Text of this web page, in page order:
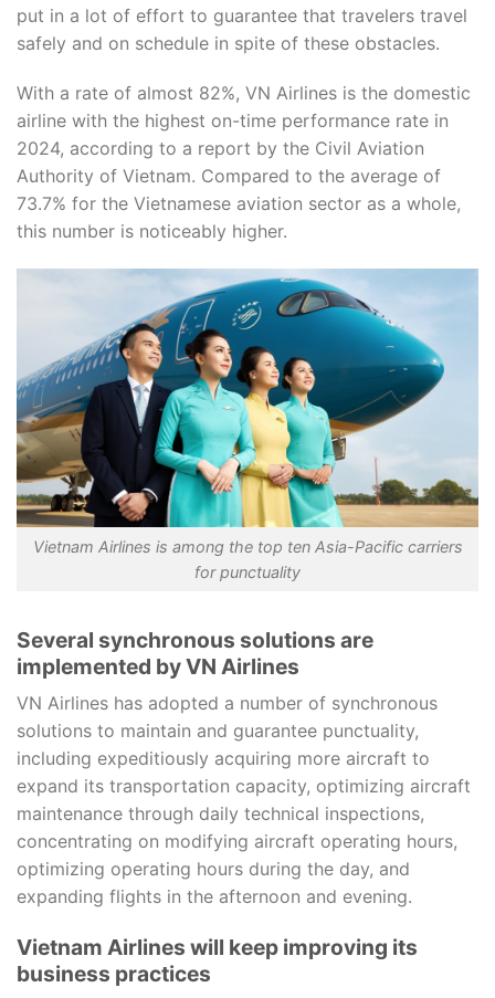
put in a lot of effort to guarantee that travelers travel
safely and on schedule in spite of these obstacles.
With a rate of almost 82%, VN Airlines is the domestic
airline with the highest on-time performance rate in
2024, according to a report by the Civil Aviation
Authority of Vietnam. Compared to the average of
73.7% for the Vietnamese aviation sector as a whole,
this number is noticeably higher.
Vietnam Airlines is among the top ten Asia-Pacific carriers
for punctuality
Several synchronous solutions are
implemented by VN Airlines
VN Airlines has adopted a number of synchronous
solutions to maintain and guarantee punctuality,
including expeditiously acquiring more aircraft to
expand its transportation capacity, optimizing aircraft
maintenance through daily technical inspections,
concentrating on modifying aircraft operating hours,
optimizing operating hours during the day, and
expanding flights in the afternoon and evening.
Vietnam Airlines will keep improving its
business practices